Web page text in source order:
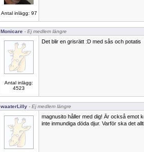
Antal inlägg: 97
Monicare - Ej medlem längre
Antal inlägg:
4523
Det blir en grisrätt :D med sås och potatis
waaterLilly - Ej medlem längre
magnusito håller med dig! Är också emot
inte inmundiga döda djur. Varför ska det